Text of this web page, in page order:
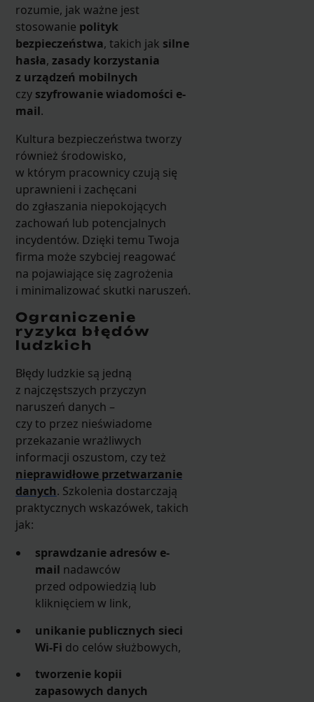
rozumie, jak ważne jest
stosowanie polityk
bezpieczeństwa, takich jak silne
hasła, zasady korzystania
z urządzeń mobilnych
czy szyfrowanie wiadomości e-
mail.
Kultura bezpieczeństwa tworzy
również środowisko,
w którym pracownicy czują się
uprawnieni i zachęcani
do zgłaszania niepokojących
zachowań lub potencjalnych
incydentów. Dzięki temu Twoja
firma może szybciej reagować
na pojawiające się zagrożenia
i minimalizować skutki naruszeń.
Ograniczenie
ryzyka błędów
ludzkich
Błędy ludzkie są jedną
z najczęstszych przyczyn
naruszeń danych –
czy to przez nieświadome
przekazanie wrażliwych
informacji oszustom, czy też
nieprawidłowe przetwarzanie
danych. Szkolenia dostarczają
praktycznych wskazówek, takich
jak:
sprawdzanie adresów e-
mail nadawców
przed odpowiedzią lub
kliknięciem w link,
unikanie publicznych sieci
Wi-Fi do celów służbowych,
tworzenie kopii
zapasowych danych